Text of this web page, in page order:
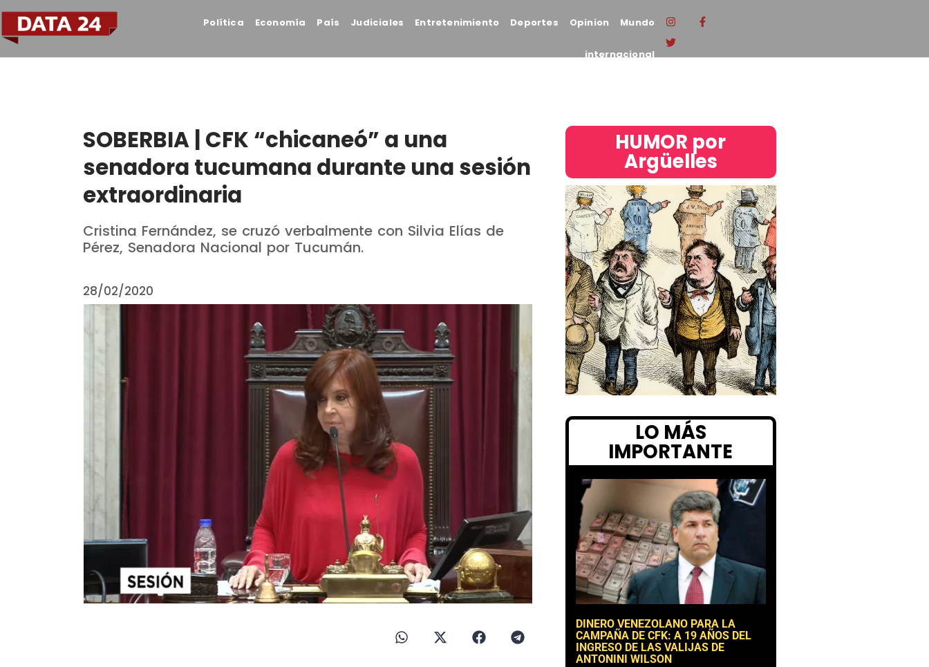
Política Economía País Judiciales Entretenimiento Deportes Opinion Mundo
internacional
SOBERBIA | CFK “chicaneó” a una
senadora tucumana durante una sesión
extraordinaria
Cristina Fernández, se cruzó verbalmente con Silvia Elías de
Pérez, Senadora Nacional por Tucumán.
28/02/2020
HUMOR por
Argüelles​
LO MÁS
IMPORTANTE
DINERO VENEZOLANO PARA LA
CAMPAÑA DE CFK: A 19 AÑOS DEL
INGRESO DE LAS VALIJAS DE
ANTONINI WILSON